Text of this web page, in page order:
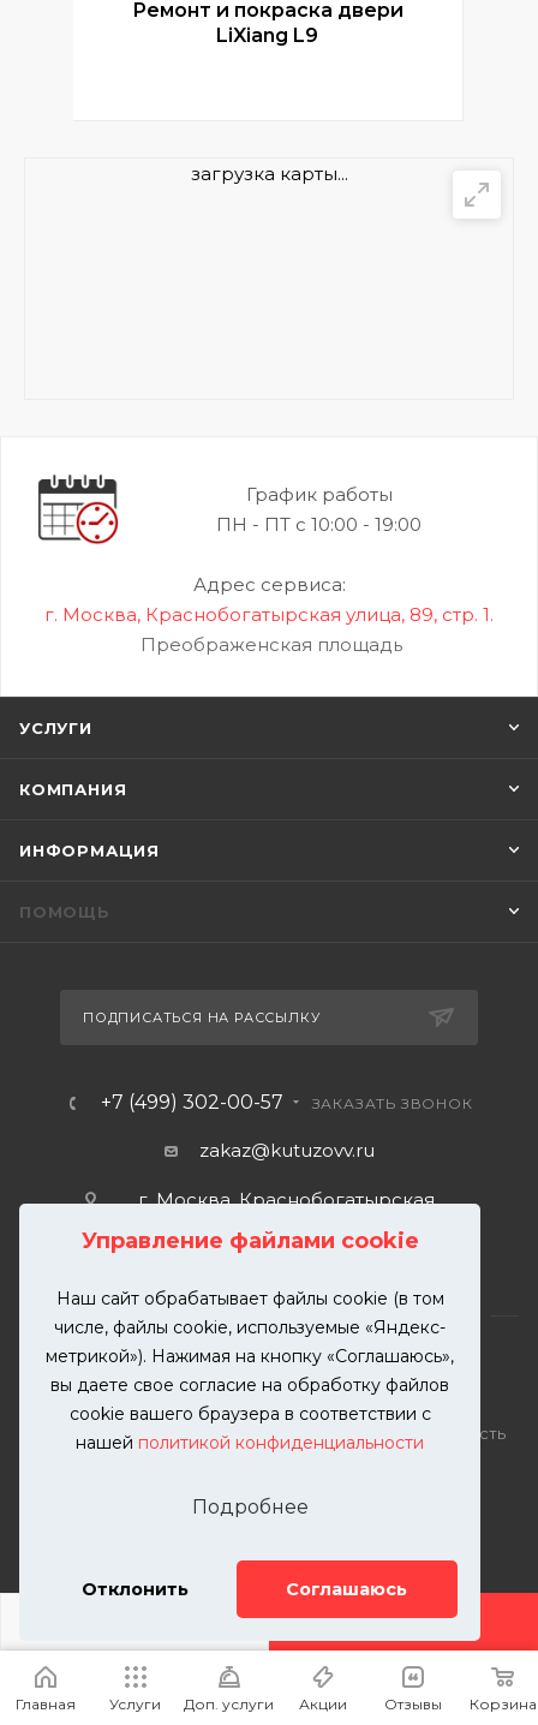
Управление файлами cookie
Наш сайт обрабатывает файлы cookie (в том
числе, файлы cookie, используемые «Яндекс-
метрикой»). Нажимая на кнопку «Соглашаюсь»,
вы даете свое согласие на обработку файлов
cookie вашего браузера в соответствии с
нашей политикой конфиденциальности
Подробнее
Отклонить Соглашаюсь
ДОБАВИТЬ УСЛУГУ
Ремонт и покраска двери
LiXiang L9
загрузка карты...
График работы
ПН - ПТ с 10:00 - 19:00
Адрес сервиса:
г. Москва, Краснобогатырская улица, 89, стр. 1.
Преображенская площадь
УСЛУГИ
КОМПАНИЯ
ИНФОРМАЦИЯ
ПОМОЩЬ
ПОДПИСАТЬСЯ НА РАССЫЛКУ
+7 (499) 302-00-57 ЗАКАЗАТЬ ЗВОНОК
zakaz@kutuzovv.ru
г. Москва, Краснобогатырская
2026 © KUTUZOVV | Кузовной ремонт и покраска
автомобилей. Вся информация на сайте – собственность
разрешения запрещена. Все права защищены.
Телефон: 8(499)-302-00-57
Главная Услуги Доп. услуги Акции Отзывы Корзина